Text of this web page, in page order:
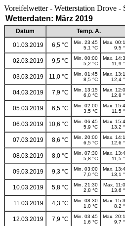
Voreifelwetter - Wetterstation Drove -
Wetterdaten: März 2019
Datum Temp. A.
01.03.2019
6,5 °C
Min. 23:45
5,1 °C
Max.
9,5
02.03.2019 9,5 °C
Min. 00:00
5,2 °C
Max.
11,9
03.03.2019 11,0 °C
Min. 01:45
8,5 °C
Max.
12,4
04.03.2019 7,9 °C
Min. 13:15
6,0 °C
Max.
12,8
05.03.2019 6,5 °C
Min. 02:00
3,5 °C
Max.
11,5
06.03.2019 10,6 °C
Min. 06:45
5,9 °C
Max.
13,2
07.03.2019 8,6 °C
Min. 20:00
6,5 °C
Max.
12,6
08.03.2019 8,0 °C
Min. 07:30
5,8 °C
Max.
11,5
09.03.2019 9,3 °C
Min. 03:00
7,0 °C
Max.
13,1
10.03.2019 5,8 °C
Min. 21:30
2,8 °C
Max.
13,6
11.03.2019 4,3 °C
Min. 08:30
1,0 °C
Max.
8,2
12.03.2019 7,9 °C
Min. 03:45
1,6 °C
Max.
9,7